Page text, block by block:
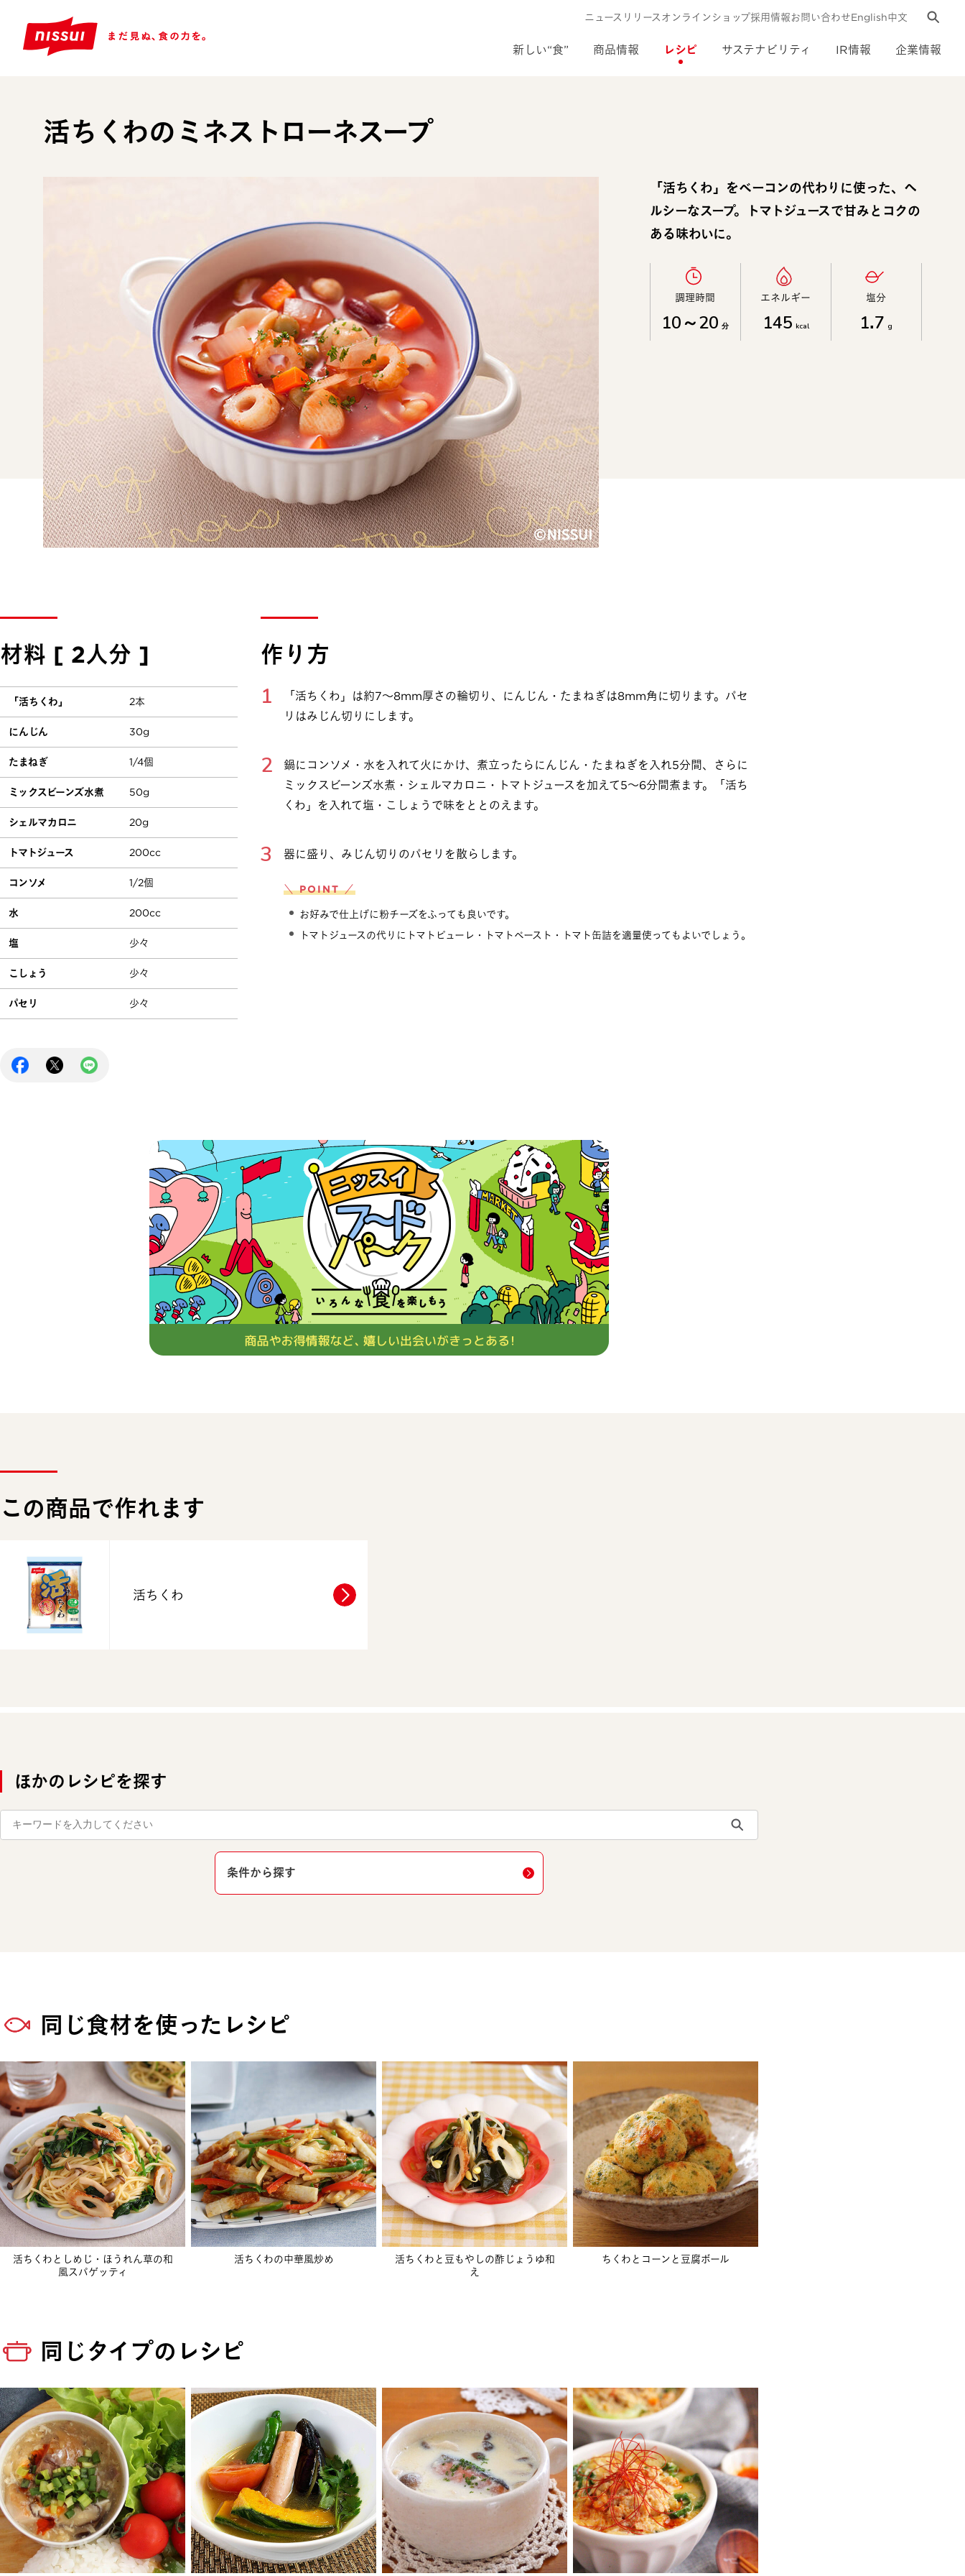
新しい“食” 商品情報 レシピ サステナビリティ IR情報 企業情報
ニュースリリースオンラインショップ採用情報お問い合わせEnglish中文
活ちくわのミネストローネスープ
「活ちくわ」をベーコンの代わりに使った、ヘ
ルシーなスープ。トマトジュースで甘みとコクの
ある味わいに。
調理時間​
10～20 分
エネルギー​
145 kcal
塩分​
1.7 g
材料 [ 2人分 ]
「活ちくわ」 2本
にんじん 30g
たまねぎ 1/4個
ミックスビーンズ水煮 50g
シェルマカロニ 20g
トマトジュース 200cc
コンソメ 1/2個
水 200cc
塩 少々
こしょう 少々
パセリ 少々
作り方
「活ちくわ」は約7～8mm厚さの輪切り、にんじん・たまねぎは8mm角に切ります。パセ
リはみじん切りにします。
鍋にコンソメ・水を入れて火にかけ、煮立ったらにんじん・たまねぎを入れ5分間、さらに
ミックスビーンズ水煮・シェルマカロニ・トマトジュースを加えて5～6分間煮ます。「活ち
くわ」を入れて塩・こしょうで味をととのえます。
器に盛り、みじん切りのパセリを散らします。
＼ POINT ／
お好みで仕上げに粉チーズをふっても良いです。
トマトジュースの代りにトマトピューレ・トマトペースト・トマト缶詰を適量使ってもよいでしょう。
この商品で作れます
活ちくわ
ほかのレシピを探す
条件から探す
同じ食材を使ったレシピ
活ちくわとしめじ・ほうれん草の和
風スパゲッティ
活ちくわの中華風炒め
活ちくわと豆もやしの酢じょうゆ和
え
ちくわとコーンと豆腐ボール
同じタイプのレシピ